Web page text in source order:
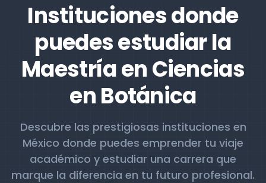
Instituciones donde
puedes estudiar la
Maestría en Ciencias
en Botánica
Descubre las prestigiosas instituciones en
México donde puedes emprender tu viaje
académico y estudiar una carrera que
marque la diferencia en tu futuro profesional.